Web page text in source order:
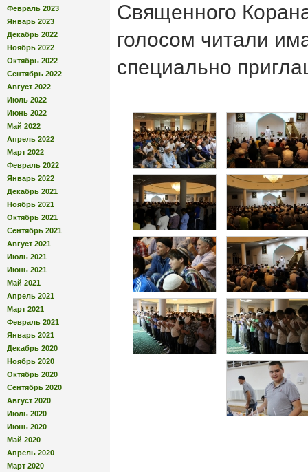
Февраль 2023
Январь 2023
Декабрь 2022
Ноябрь 2022
Октябрь 2022
Сентябрь 2022
Август 2022
Июль 2022
Июнь 2022
Май 2022
Апрель 2022
Март 2022
Февраль 2022
Январь 2022
Декабрь 2021
Ноябрь 2021
Октябрь 2021
Сентябрь 2021
Август 2021
Июль 2021
Июнь 2021
Май 2021
Апрель 2021
Март 2021
Февраль 2021
Январь 2021
Декабрь 2020
Ноябрь 2020
Октябрь 2020
Сентябрь 2020
Август 2020
Июль 2020
Июнь 2020
Май 2020
Апрель 2020
Март 2020
Священного
голосом читали
специально